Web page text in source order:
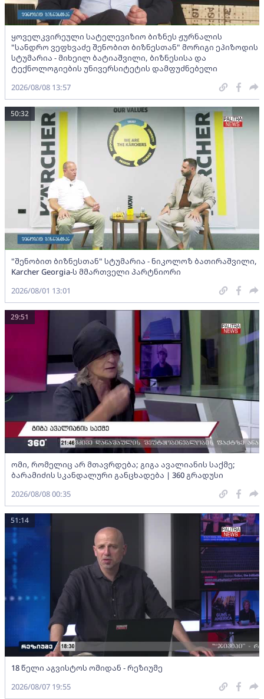
ყოველკვირეული სატელევიზიო ბიზნეს ჟურნალის
"სანდრო ვეფხვაძე შენობით ბიზნესთან" მორიგი ეპიზოდის
სტუმარია - მიხეილ ბატიაშვილი, ბიზნესისა და
ტექნოლოგიების უნივერსიტეტის დამფუძნებელი
2026/08/08 13:57
"შენობით ბიზნესთან" სტუმარია - ნიკოლოზ ბათირაშვილი,
Karcher Georgia-ს მმართველი პარტნიორი
50:32
2026/08/01 13:01
ომი, რომელიც არ მთავრდება; გიგა ავალიანის საქმე;
ბარამიძის სკანდალური განცხადება | 360 გრადუსი
29:51
2026/08/08 00:35
18 წელი აგვისტოს ომიდან - რეზიუმე
51:14
2026/08/07 19:55